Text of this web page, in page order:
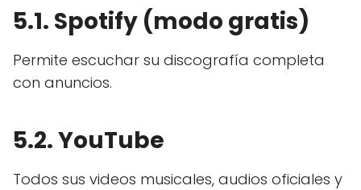
5.1. Spotify (modo gratis)
Permite escuchar su discografía completa
con anuncios.
5.2. YouTube
Todos sus videos musicales, audios oficiales y